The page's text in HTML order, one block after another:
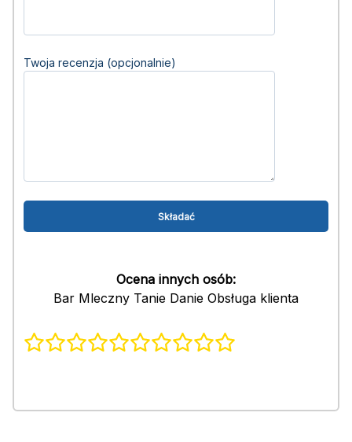
Twoja recenzja (opcjonalnie)
Ocena innych osób:
Bar Mleczny Tanie Danie Obsługa klienta